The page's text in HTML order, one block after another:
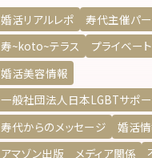
婚活リアルレポ
寿代主催パー
寿~koto~テラス
プライベート
婚活美容情報
一般社団法人日本LGBTサポ
寿代からのメッセージ
婚活
アマゾン出版 メディア関係